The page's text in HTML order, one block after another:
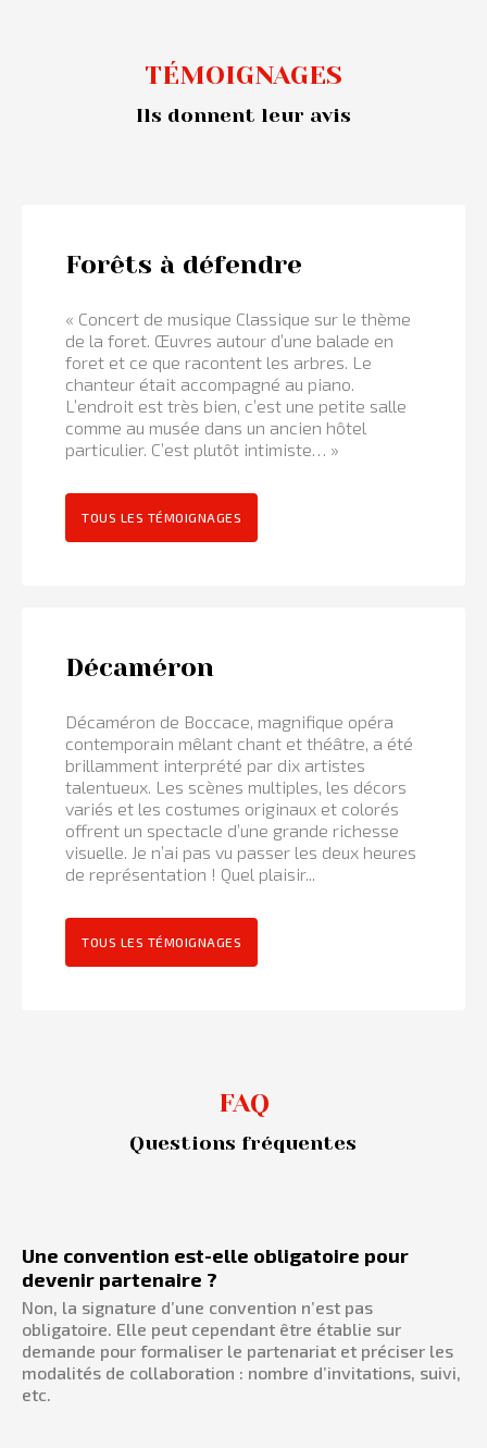
TÉMOIGNAGES
Ils donnent leur avis
Forêts à défendre
« Concert de musique Classique sur le thème
de la foret. Œuvres autour d’une balade en
foret et ce que racontent les arbres. Le
chanteur était accompagné au piano.
L’endroit est très bien, c’est une petite salle
comme au musée dans un ancien hôtel
particulier. C’est plutôt intimiste… »
TOUS LES TÉMOIGNAGES
Décaméron
Décaméron de Boccace, magnifique opéra
contemporain mêlant chant et théâtre, a été
brillamment interprété par dix artistes
talentueux. Les scènes multiples, les décors
variés et les costumes originaux et colorés
offrent un spectacle d’une grande richesse
visuelle. Je n’ai pas vu passer les deux heures
de représentation ! Quel plaisir...
TOUS LES TÉMOIGNAGES
FAQ
Questions fréquentes
Une convention est-elle obligatoire pour
devenir partenaire ?
Non, la signature d’une convention n’est pas
obligatoire. Elle peut cependant être établie sur
demande pour formaliser le partenariat et préciser les
modalités de collaboration : nombre d’invitations, suivi,
etc.